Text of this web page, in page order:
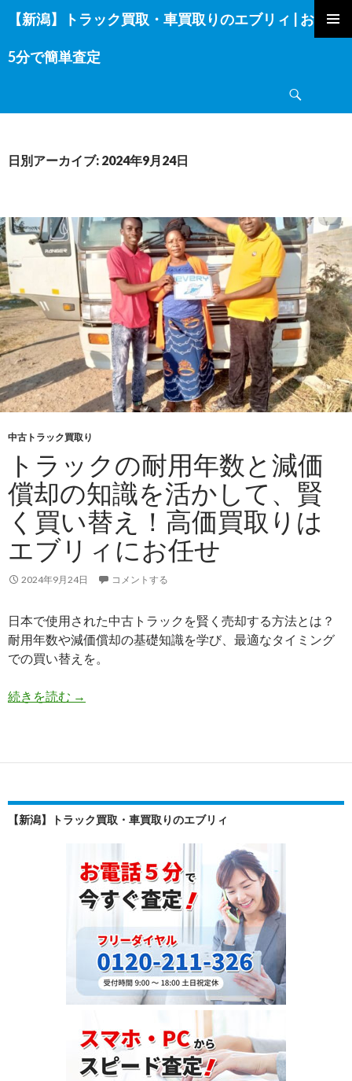
【新潟】トラック買取・車買取りのエブリィ | お電話
5分で簡単査定
ン
テ
へ
ッ
日別アーカイブ: 2024年9月24日
中古トラック買取り
トラックの耐用年数と減価
償却の知識を活かして、賢
く買い替え！高価買取りは
エブリィにお任せ
2024年9月24日 コメントする
日本で使用された中古トラックを賢く売却する方法とは？
耐用年数や減価償却の基礎知識を学び、最適なタイミング
での買い替えを。
続きを読む ト
用
年
と
減
価
識
活
か
し
→
【新潟】トラック買取・車買取りのエブリィ